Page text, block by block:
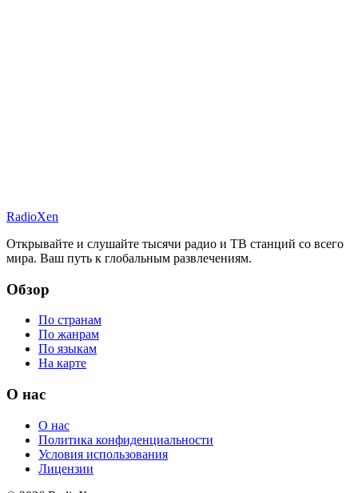
RadioXen
Открывайте и слушайте тысячи радио и ТВ станций со всего
мира. Ваш путь к глобальным развлечениям.
Обзор
По странам
По жанрам
По языкам
На карте
О нас
О нас
Политика конфиденциальности
Условия использования
Лицензии